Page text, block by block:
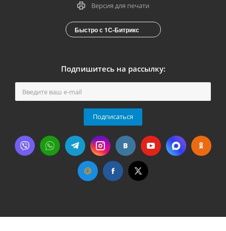
Версия для печати
Быстро с 1С-Битрикс
Подпишитесь на рассылку:
Подписаться